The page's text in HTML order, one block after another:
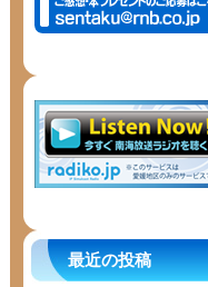
最近の投稿